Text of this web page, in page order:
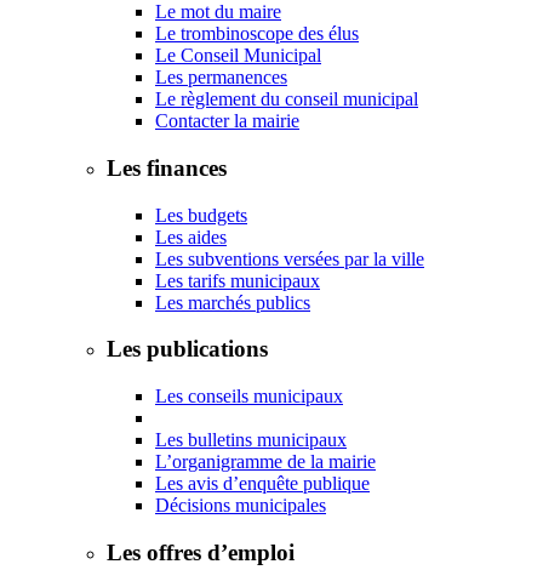
Le mot du maire
Le trombinoscope des élus
Le Conseil Municipal
Les permanences
Le règlement du conseil municipal
Contacter la mairie
Les finances
Les budgets
Les aides
Les subventions versées par la ville
Les tarifs municipaux
Les marchés publics
Les publications
Les conseils municipaux
Les bulletins municipaux
L’organigramme de la mairie
Les avis d’enquête publique
Décisions municipales
Les offres d’emploi